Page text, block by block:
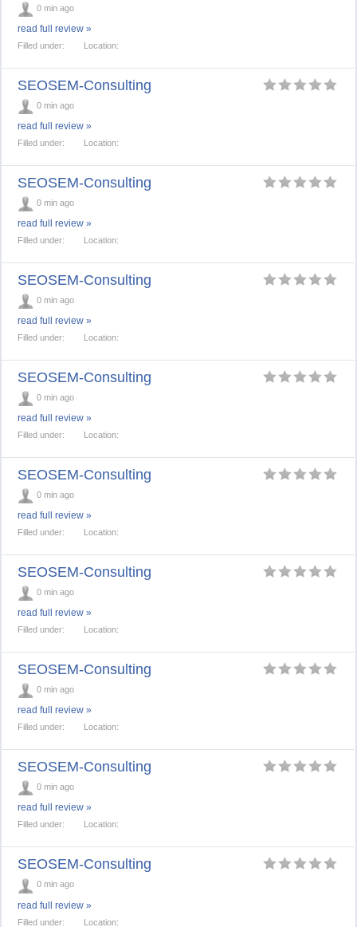
0 min ago
read full review »
Filled under: Location:
SEOSEM-Consulting
0 min ago
read full review »
Filled under: Location:
SEOSEM-Consulting
0 min ago
read full review »
Filled under: Location:
SEOSEM-Consulting
0 min ago
read full review »
Filled under: Location:
SEOSEM-Consulting
0 min ago
read full review »
Filled under: Location:
SEOSEM-Consulting
0 min ago
read full review »
Filled under: Location:
SEOSEM-Consulting
0 min ago
read full review »
Filled under: Location:
SEOSEM-Consulting
0 min ago
read full review »
Filled under: Location:
SEOSEM-Consulting
0 min ago
read full review »
Filled under: Location:
SEOSEM-Consulting
0 min ago
read full review »
Filled under: Location: